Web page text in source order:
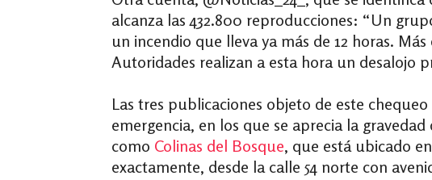
alcanza las 432.800 reproducciones: “Un
un incendio que lleva ya más de 12 horas.
Autoridades realizan a esta hora un desalojo
Las tres publicaciones objeto de este
emergencia, en los que se aprecia la
como Colinas del Bosque, que está ubicado
exactamente, desde la calle 54 norte con